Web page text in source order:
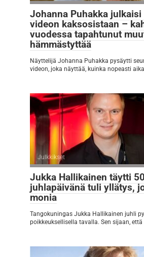
Johanna Puhakka
videon kaksosistaan –
vuodessa tapahtunut
hämmästyttää
Näyttelijä Johanna Puhakka pysäytti
videon, joka näyttää, kuinka nopeasti
Julkkikset
Jukka Hallikainen täytti
juhlapäivänä tuli yllätys,
monia
Tangokuningas Jukka Hallikainen juhli
poikkeuksellisella tavalla. Sen sijaan,